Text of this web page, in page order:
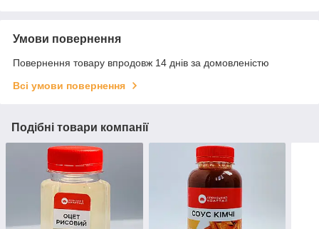
Умови повернення
Повернення товару впродовж 14 днів за домовленістю
Всі умови повернення
Подібні товари компанії